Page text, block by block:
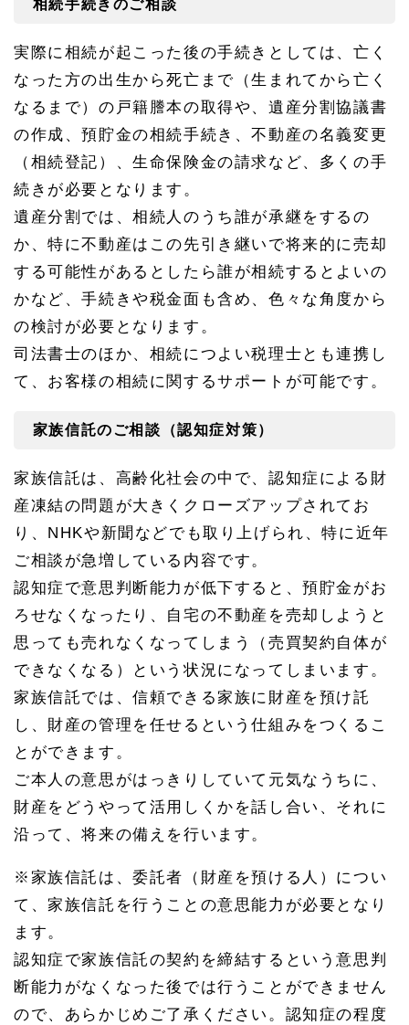
相続手続きのご相談
実際に相続が起こった後の手続きとしては、亡く
なった方の出生から死亡まで（生まれてから亡く
なるまで）の戸籍謄本の取得や、遺産分割協議書
の作成、預貯金の相続手続き、不動産の名義変更
（相続登記）、生命保険金の請求など、多くの手
続きが必要となります。
遺産分割では、相続人のうち誰が承継をするの
か、特に不動産はこの先引き継いで将来的に売却
する可能性があるとしたら誰が相続するとよいの
かなど、手続きや税金面も含め、色々な角度から
の検討が必要となります。
司法書士のほか、相続につよい税理士とも連携し
て、お客様の相続に関するサポートが可能です。
家族信託のご相談（認知症対策）
家族信託は、高齢化社会の中で、認知症による財
産凍結の問題が大きくクローズアップされてお
り、NHKや新聞などでも取り上げられ、特に近年
ご相談が急増している内容です。
認知症で意思判断能力が低下すると、預貯金がお
ろせなくなったり、自宅の不動産を売却しようと
思っても売れなくなってしまう（売買契約自体が
できなくなる）という状況になってしまいます。
家族信託では、信頼できる家族に財産を預け託
し、財産の管理を任せるという仕組みをつくるこ
とができます。
ご本人の意思がはっきりしていて元気なうちに、
財産をどうやって活用しくかを話し合い、それに
沿って、将来の備えを行います。
※家族信託は、委託者（財産を預ける人）につい
て、家族信託を行うことの意思能力が必要となり
ます。
認知症で家族信託の契約を締結するという意思判
断能力がなくなった後では行うことができません
ので、あらかじめご了承ください。認知症の程度